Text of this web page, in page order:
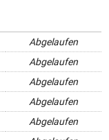
Abgelaufen
Abgelaufen
Abgelaufen
Abgelaufen
Abgelaufen